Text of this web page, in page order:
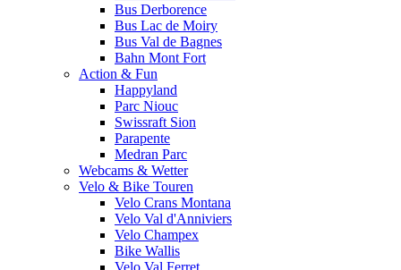
Bus Derborence
Bus Lac de Moiry
Bus Val de Bagnes
Bahn Mont Fort
Action & Fun
Happyland
Parc Niouc
Swissraft Sion
Parapente
Medran Parc
Webcams & Wetter
Velo & Bike Touren
Velo Crans Montana
Velo Val d'Anniviers
Velo Champex
Bike Wallis
Velo Val Ferret